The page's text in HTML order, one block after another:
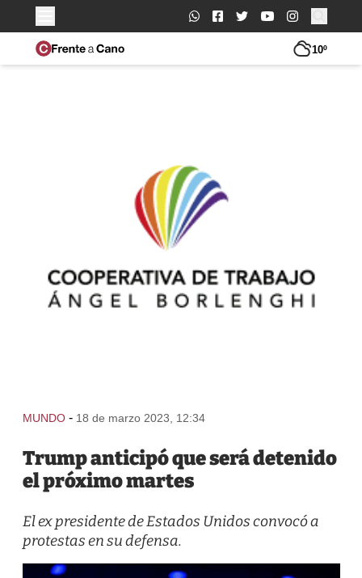
Buscar:
10º
MUNDO - 18 de marzo 2023, 12:34
Trump anticipó que será detenido
el próximo martes
El ex presidente de Estados Unidos convocó a
protestas en su defensa.